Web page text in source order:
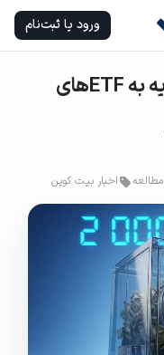
ورود یا ثبت‌نام
ورود ۲ میلیارد دلار سرمایه به ETF‌های
اخبار بیت کوین